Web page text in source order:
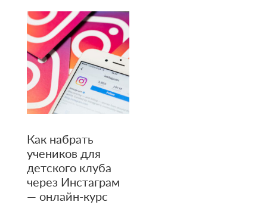
Как набрать
учеников для
детского клуба
через Инстаграм
— онлайн-курс